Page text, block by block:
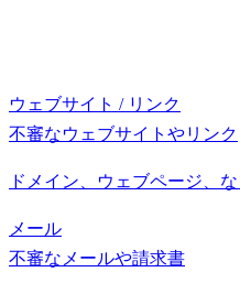
ウェブサイト / リンク
不審なウェブサイトやリンク
ドメイン、ウェブページ、
メール
不審なメールや請求書